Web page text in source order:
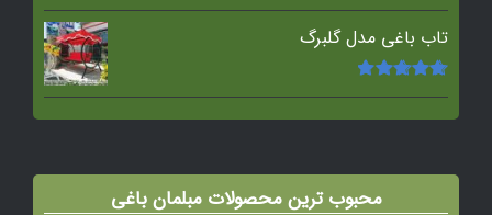
امتیاز5.00از
5
تاب باغی مدل گلبرگ
امتیاز5.00از
محبوب ترین محصولات مبلمان باغی